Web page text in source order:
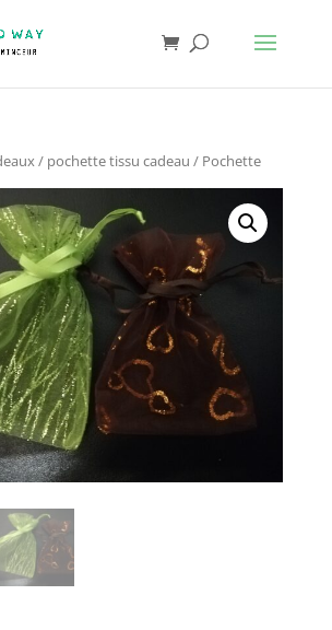
/ pochette tissu cadeau / Pochette